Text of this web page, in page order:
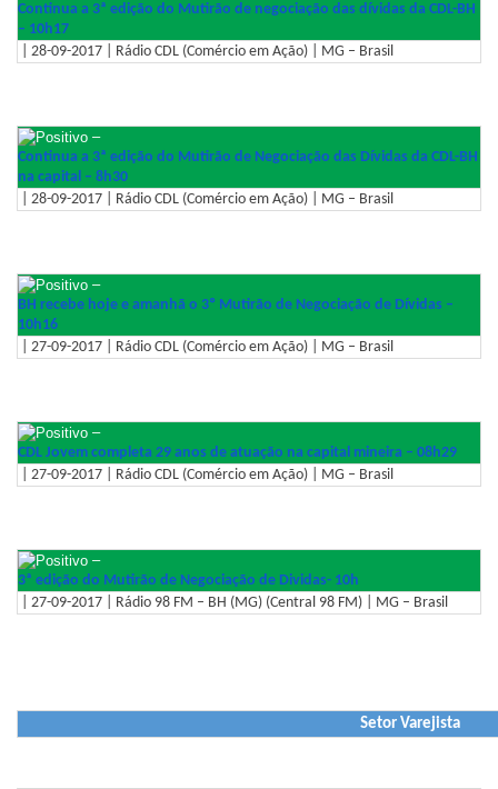
Continua a 3ª edição do Mutirão de negociação das dívidas da CDL-BH
– 10h17
| 28-09-2017 | Rádio CDL (Comércio em Ação) | MG – Brasil
–
Continua a 3ª edição do Mutirão de Negociação das Dívidas da CDL-BH
na capital – 8h30
| 28-09-2017 | Rádio CDL (Comércio em Ação) | MG – Brasil
–
BH recebe hoje e amanhã o 3º Mutirão de Negociação de Dívidas –
10h16
| 27-09-2017 | Rádio CDL (Comércio em Ação) | MG – Brasil
–
CDL Jovem completa 29 anos de atuação na capital mineira – 08h29
| 27-09-2017 | Rádio CDL (Comércio em Ação) | MG – Brasil
–
3ª edição do Mutirão de Negociação de Dividas- 10h
| 27-09-2017 | Rádio 98 FM – BH (MG) (Central 98 FM) | MG – Brasil
Setor Varejista